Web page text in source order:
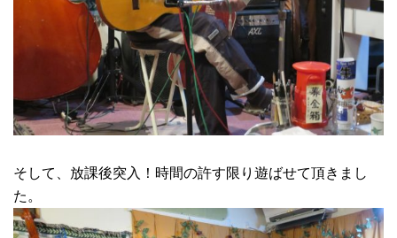
そして、放課後突入！時間の許す限り遊ばせて頂きまし
た。